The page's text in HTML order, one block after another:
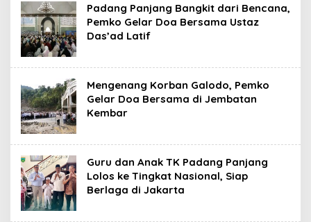
Padang Panjang Bangkit dari Bencana,
Pemko Gelar Doa Bersama Ustaz
Das’ad Latif
Mengenang Korban Galodo, Pemko
Gelar Doa Bersama di Jembatan
Kembar
Guru dan Anak TK Padang Panjang
Lolos ke Tingkat Nasional, Siap
Berlaga di Jakarta